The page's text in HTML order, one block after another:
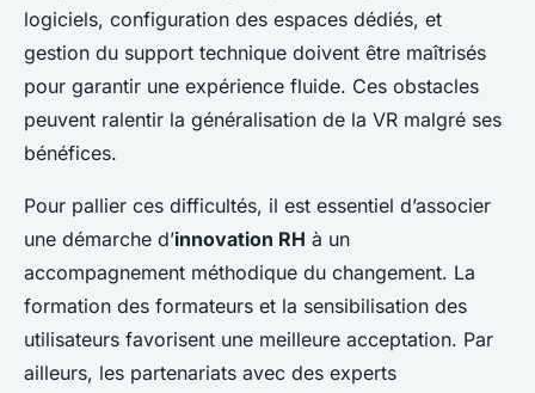
logiciels, configuration des espaces dédiés, et
gestion du support technique doivent être maîtrisés
pour garantir une expérience fluide. Ces obstacles
peuvent ralentir la généralisation de la VR malgré ses
bénéfices.
Pour pallier ces difficultés, il est essentiel d’associer
une démarche d’innovation RH à un
accompagnement méthodique du changement. La
formation des formateurs et la sensibilisation des
utilisateurs favorisent une meilleure acceptation. Par
ailleurs, les partenariats avec des experts